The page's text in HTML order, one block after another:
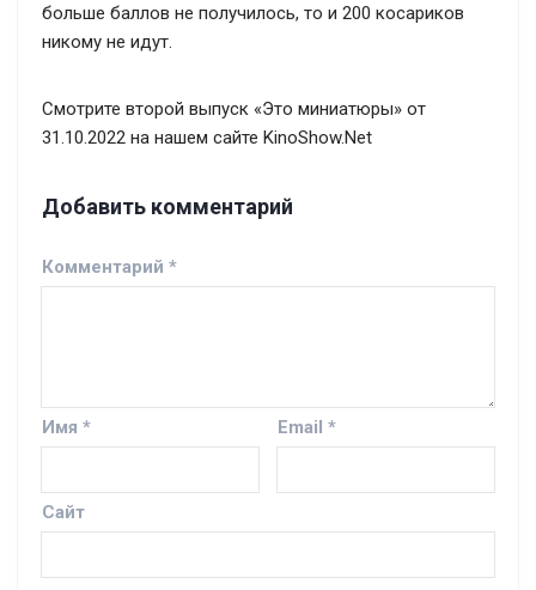
больше баллов не получилось, то и 200 косариков
никому не идут.
Смотрите второй выпуск «Это миниатюры» от
31.10.2022 на нашем сайте KinoShow.Net
Добавить комментарий
Комментарий *
Имя * Email *
Сайт